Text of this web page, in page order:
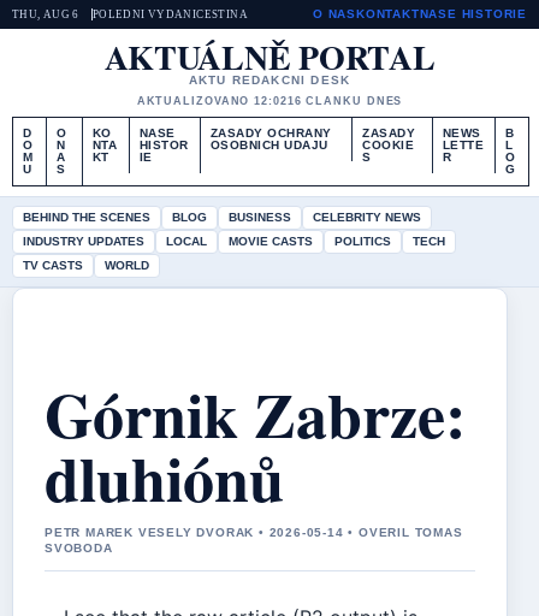
THU, AUG 6 POLEDNI VYDANICESTINA O NASKONTAKTNASE HISTORIE
AKTUÁLNĚ PORTAL
AKTU REDAKCNI DESK
AKTUALIZOVANO 12:0216 CLANKU DNES
D
O
M
U
O
N
A
S
KO
NTA
KT
NASE
HISTOR
IE
ZASADY OCHRANY
OSOBNICH UDAJU
ZASADY
COOKIE
S
NEWS
LETTE
R
B
L
O
G
BEHIND THE SCENES BLOG BUSINESS
CELEBRITY NEWS
INDUSTRY UPDATES
LOCAL MOVIE CASTS POLITICS
TECH
TV CASTS
WORLD
Górnik Zabrze:
dluhiónů
PETR MAREK VESELY DVORAK • 2026-05-14 • OVERIL TOMAS
SVOBODA